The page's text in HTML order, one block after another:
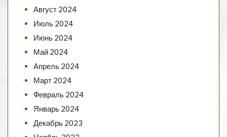
Август 2024
Июль 2024
Июнь 2024
Май 2024
Апрель 2024
Март 2024
Февраль 2024
Январь 2024
Декабрь 2023